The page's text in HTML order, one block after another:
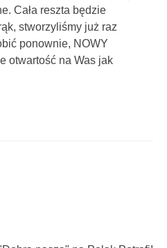
Cała reszta będzie
stworzyliśmy już raz
ponownie, NOWY
otwartość na Was jak